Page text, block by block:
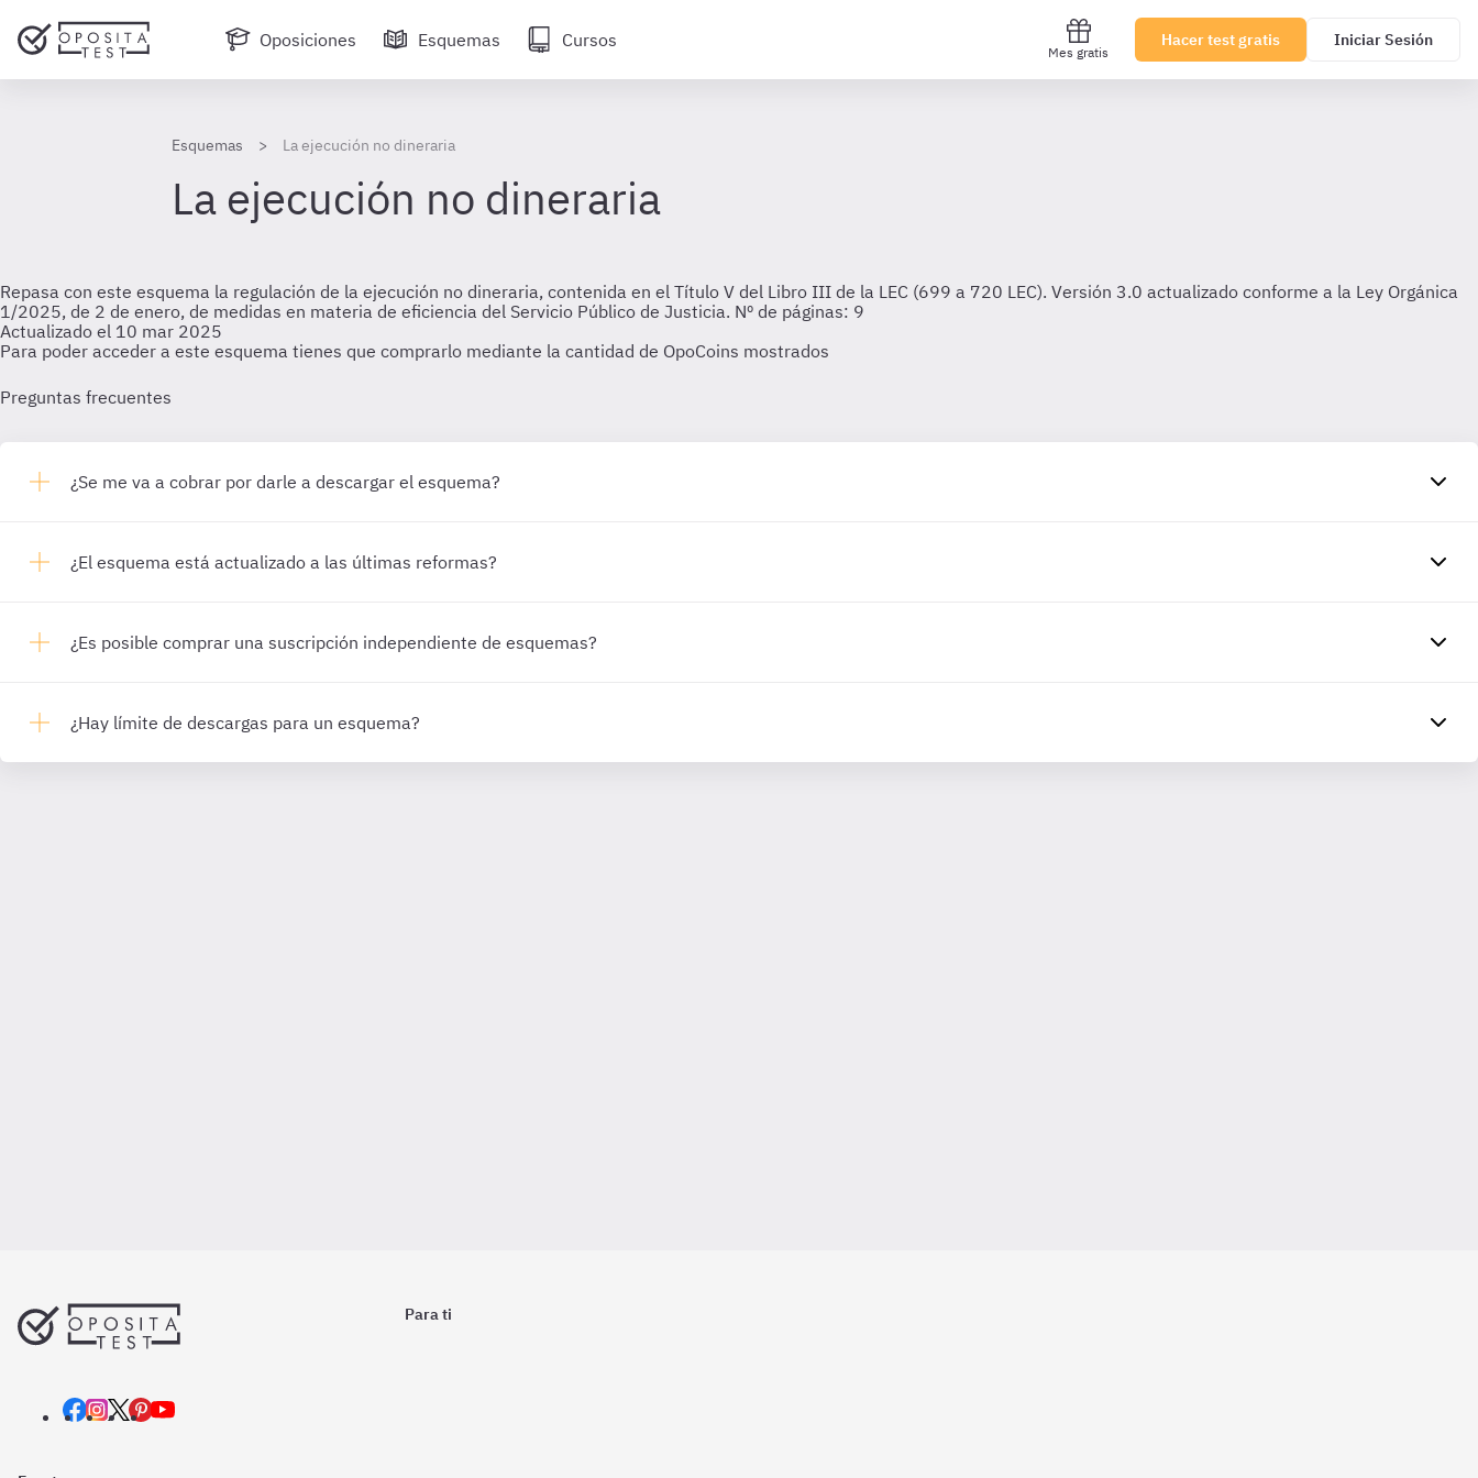
Oposiciones Esquemas Cursos
Mes gratis
Hacer test gratis Iniciar Sesión
Esquemas La ejecución no dineraria
La ejecución no dineraria
Repasa con este esquema la regulación de la ejecución no dineraria, contenida en el Título V del Libro III de la LEC (699 a 720 LEC). Versión 3.0 actualizado conforme a la Ley Orgánica
1/2025, de 2 de enero, de medidas en materia de eficiencia del Servicio Público de Justicia. Nº de páginas: 9
Actualizado el 10 mar 2025
Para poder acceder a este esquema tienes que comprarlo mediante la cantidad de OpoCoins mostrados
Preguntas frecuentes
¿Se me va a cobrar por darle a descargar el esquema?
¿El esquema está actualizado a las últimas reformas?
¿Es posible comprar una suscripción independiente de esquemas?
¿Hay límite de descargas para un esquema?
Para ti